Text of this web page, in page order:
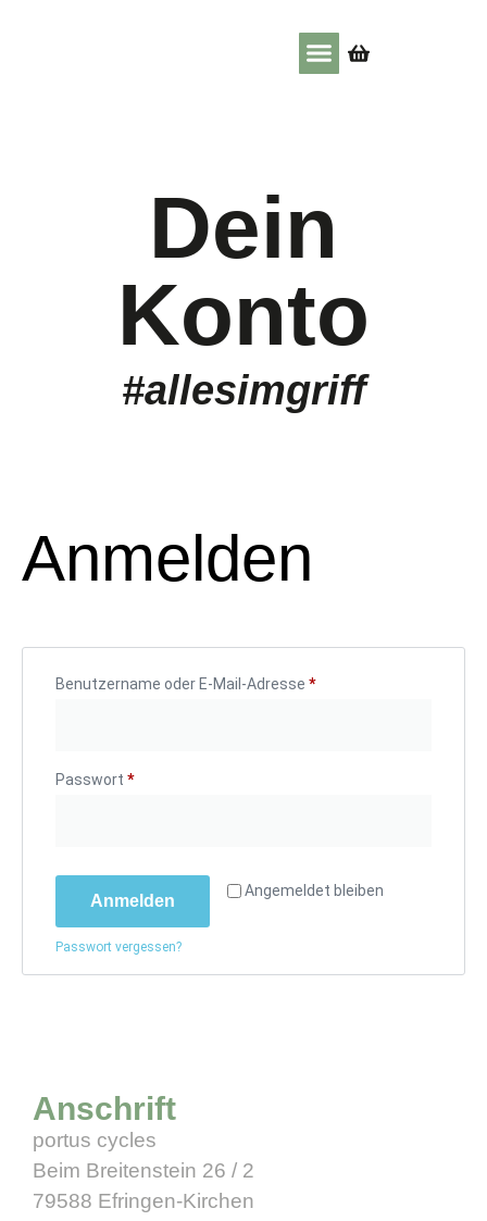
Dein
Konto
#allesimgriff
Anmelden
Benutzername oder E-Mail-Adresse *
Passwort *
Angemeldet bleiben
Anmelden
Passwort vergessen?
Anschrift
portus cycles
Beim Breitenstein 26 / 2
79588 Efringen-Kirchen